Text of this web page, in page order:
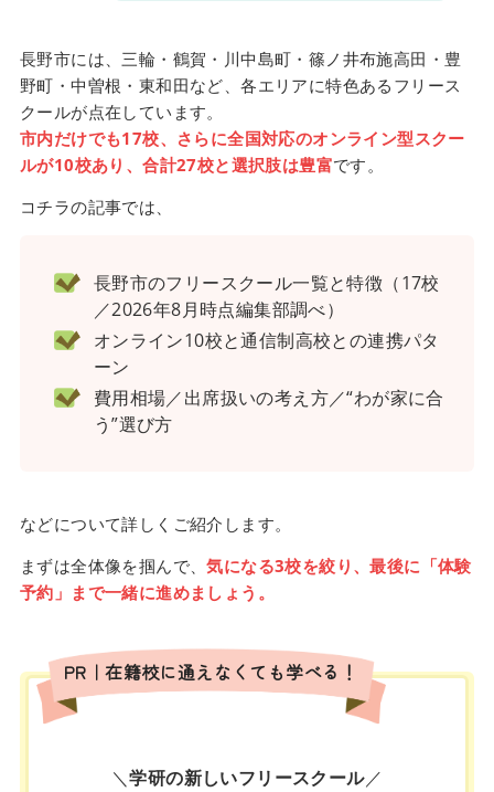
長野市には、三輪・鶴賀・川中島町・篠ノ井布施高田・豊
野町・中曽根・東和田など、各エリアに特色あるフリース
クールが点在しています。
市内だけでも17校、さらに全国対応のオンライン型スクー
ルが10校あり、合計27校と選択肢は豊富です。
コチラの記事では、
長野市のフリースクール一覧と特徴（17校
／2026年8月時点編集部調べ）
オンライン10校と通信制高校との連携パタ
ーン
費用相場／出席扱いの考え方／“わが家に合
う”選び方
などについて詳しくご紹介します。
まずは全体像を掴んで、気になる3校を絞り、最後に「体験
予約」まで一緒に進めましょう。
PR｜在籍校に通えなくても学べる！
＼学研の新しいフリースクール／